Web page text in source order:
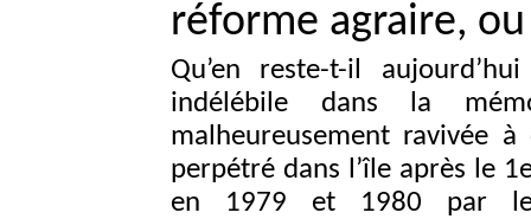
réforme agraire,
Qu’en reste-t-il
indélébile dans la
malheureusement ravivée
perpétré dans l’île après le
en 1979 et 1980 par